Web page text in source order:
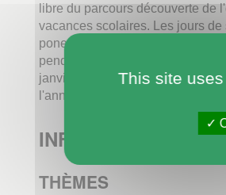
libre du parcours découverte de
vacances scolaires. Les jours
poneys sont proposés l'après-
pendant les petites vacances
janvier. En basse saison, le
l'année.
INFORMATIONS
THÈMES
This site